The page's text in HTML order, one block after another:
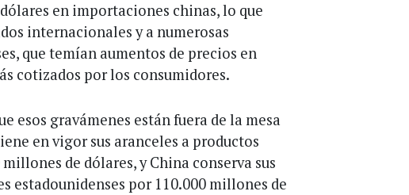
en importaciones chinas, lo que
internacionales y a numerosas
que temían aumentos de precios en
cotizados por los consumidores.
esos gravámenes están fuera de la mesa
en vigor sus aranceles a productos
de dólares, y China conserva sus
estadounidenses por 110.000 millones de